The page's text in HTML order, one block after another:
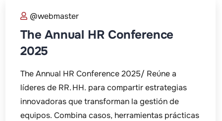
@webmaster
The Annual HR Conference
2025
The Annual HR Conference 2025/ Reúne a
líderes de RR. HH. para compartir estrategias
innovadoras que transforman la gestión de
equipos. Combina casos, herramientas prácticas